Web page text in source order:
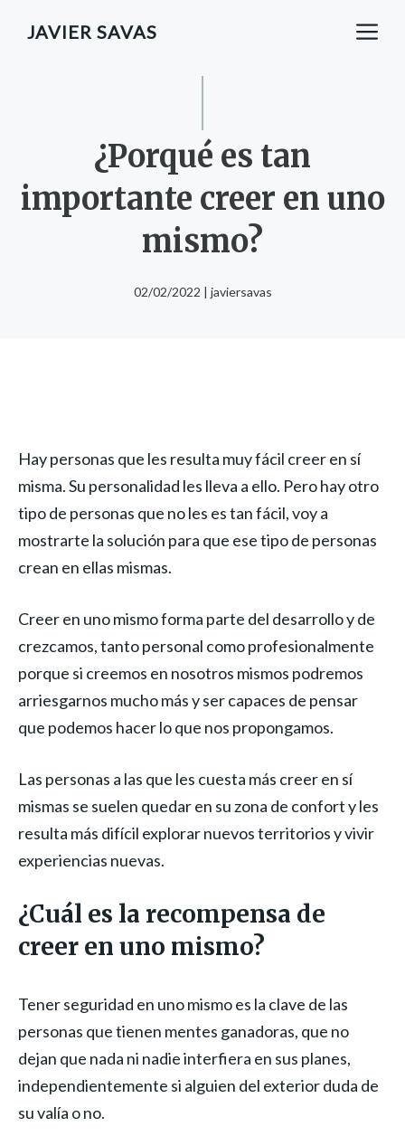
JAVIER SAVAS
¿Porqué es tan
importante creer en uno
mismo?
02/02/2022 | javiersavas
Hay personas que les resulta muy fácil creer en sí
misma. Su personalidad les lleva a ello. Pero hay otro
tipo de personas que no les es tan fácil, voy a
mostrarte la solución para que ese tipo de personas
crean en ellas mismas.
Creer en uno mismo forma parte del desarrollo y de
crezcamos, tanto personal como profesionalmente
porque si creemos en nosotros mismos podremos
arriesgarnos mucho más y ser capaces de pensar
que podemos hacer lo que nos propongamos.
Las personas a las que les cuesta más creer en sí
mismas se suelen quedar en su zona de confort y les
resulta más difícil explorar nuevos territorios y vivir
experiencias nuevas.
¿Cuál es la recompensa de
creer en uno mismo?
Tener seguridad en uno mismo es la clave de las
personas que tienen mentes ganadoras, que no
dejan que nada ni nadie interfiera en sus planes,
independientemente si alguien del exterior duda de
su valía o no.